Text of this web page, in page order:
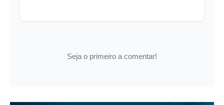
Seja o primeiro a comentar!